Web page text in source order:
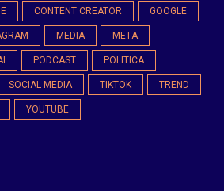
CONTENT CREATOR GOOGLE
MEDIA META
PODCAST POLITICA
SOCIAL MEDIA TIKTOK TREND
YOUTUBE